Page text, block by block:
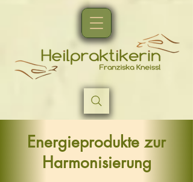
Energieprodukte zur
Harmonisierung